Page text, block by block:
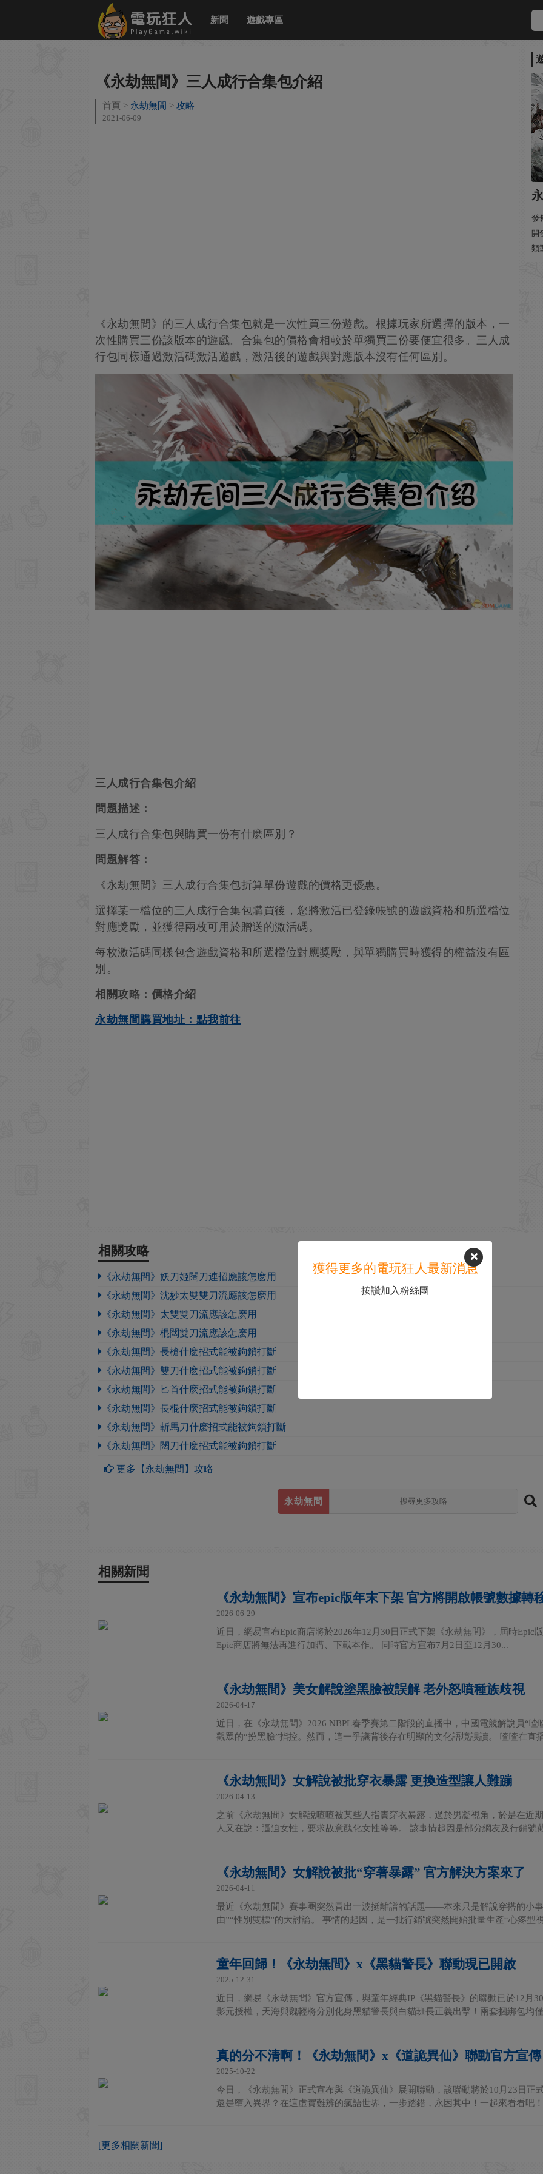
新聞 遊戲專區
發
開
類
《永劫無間》三人成行合集包介紹
首頁 永劫無間 攻略
2021-06-09
《永劫無間》的三人成行合集包就是一次性買三份遊戲。根據玩家所選擇的版本，一
次性購買三份該版本的遊戲。合集包的價格會相較於單獨買三份要便宜很多。三人成
行包同樣通過激活碼激活遊戲，激活後的遊戲與對應版本沒有任何區別。
三人成行合集包介紹
問題描述：
三人成行合集包與購買一份有什麽區別？
問題解答：
《永劫無間》三人成行合集包折算單份遊戲的價格更優惠。
選擇某一檔位的三人成行合集包購買後，您將激活已登錄帳號的遊戲資格和所選檔位
對應獎勵，並獲得兩枚可用於贈送的激活碼。
每枚激活碼同樣包含遊戲資格和所選檔位對應獎勵，與單獨購買時獲得的權益沒有區
別。
相關攻略：價格介紹
永劫無間購買地址：點我前往
相關攻略
《永劫無間》妖刀姬闊刀連招應該怎麽用
《永劫無間》沈妙太雙雙刀流應該怎麽用
《永劫無間》太雙雙刀流應該怎麽用
《永劫無間》棍闊雙刀流應該怎麽用
《永劫無間》長槍什麽招式能被鉤鎖打斷
《永劫無間》雙刀什麽招式能被鉤鎖打斷
《永劫無間》匕首什麽招式能被鉤鎖打斷
《永劫無間》長棍什麽招式能被鉤鎖打斷
《永劫無間》斬馬刀什麽招式能被鉤鎖打斷
《永劫無間》闊刀什麽招式能被鉤鎖打斷
更多【永劫無間】攻略
永劫無間
相關新聞
《永劫無間》宣布epic版年末下架 官方將開啟帳號數據轉
2026-06-29
近日，網易宣布Epic商店將於2026年12月30日正式下架《永劫無間》，屆時Epic
Epic商店將無法再進行加購、下載本作。 同時官方宣布7月2日至12月30...
《永劫無間》美女解說塗黑臉被誤解 老外怒噴種族歧視
2026-04-17
近日，在《永劫無間》2026 NBPL春季賽第二階段的直播中，中國電競解說員“
觀眾的“扮黑臉”指控。然而，這一爭議背後存在明顯的文化語境誤讀。 喳喳在直
《永劫無間》女解說被批穿衣暴露 更換造型讓人難蹦
2026-04-13
之前《永劫無間》女解說喳喳被某些人指責穿衣暴露，過於男凝視角，於是在
人又在說：逼迫女性，要求故意醜化女性等等。 該事情起因是部分網友及行銷號
《永劫無間》女解說被批“穿著暴露” 官方解決方案來了
2026-04-11
最近《永劫無間》賽事圈突然冒出一波挺離譜的話題——本來只是解說穿搭的小
由”“性別雙標”的大討論。 事情的起因，是一批行銷號突然開始批量生產“心疼
童年回歸！《永劫無間》x《黑貓警長》聯動現已開啟
2025-12-31
近日，網易《永劫無間》官方宣傳，與童年經典IP《黑貓警長》的聯動已於12月
影元授權，天海與魏輕將分別化身黑貓警長與白貓班長正義出擊！兩套捆綁包均
真的分不清啊！《永劫無間》x《道詭異仙》聯動官方宣傳
2025-10-22
今日，《永劫無間》正式宣布與《道詭異仙》展開聯動，該聯動將於10月23日正
還是墮入異界？在這虛實難辨的瘋語世界，一步踏錯，永困其中！一起來看看吧
[更多相關新聞]
獲得更多的電玩狂人最新消息
按讚加入粉絲團